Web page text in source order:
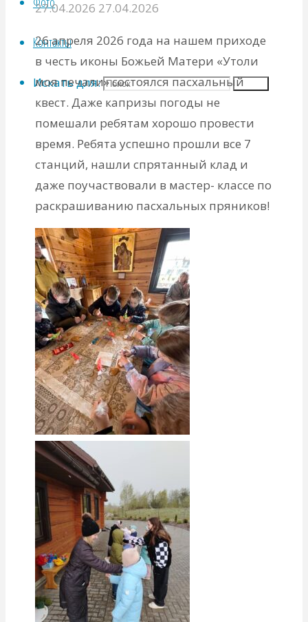
Контакты
Искать для: Поиск
27.04.2026 27.04.2026
26 апреля 2026 года на нашем приходе
в честь иконы Божьей Матери «Утоли
моя печали» состоялся пасхальный
квест. Даже капризы погоды не
помешали ребятам хорошо провести
время. Ребята успешно прошли все 7
станций, нашли спрятанный клад и
даже поучаствовали в мастер- классе по
раскрашиванию пасхальных пряников!